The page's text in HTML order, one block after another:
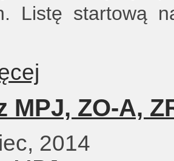
Listę startową
MPJ, ZO-A,
2014